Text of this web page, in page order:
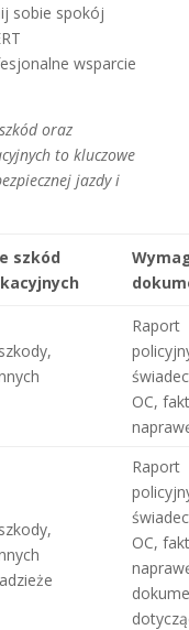
sobie spokój
wsparcie
oraz
to kluczowe
jazdy i
szkód
Raport
OC,
Raport
OC,